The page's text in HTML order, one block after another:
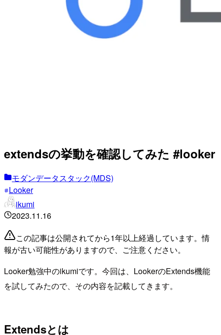
extendsの挙動を確認してみた #looker
モダンデータスタック(MDS)
Looker
ikumi
2023.11.16
この記事は公開されてから1年以上経過しています。情
報が古い可能性がありますので、ご注意ください。
Looker勉強中のikumiです。今回は、LookerのExtends機能
を試してみたので、その内容を記載してきます。
Extendsとは